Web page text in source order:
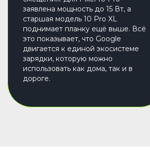
заявлена мощность до 15 Вт, а
старшая модель 10 Pro XL
поднимает планку ещё выше. Всё
это показывает, что Google
двигается к единой экосистеме
зарядки, которую можно
использовать как дома, так и в
дороге.